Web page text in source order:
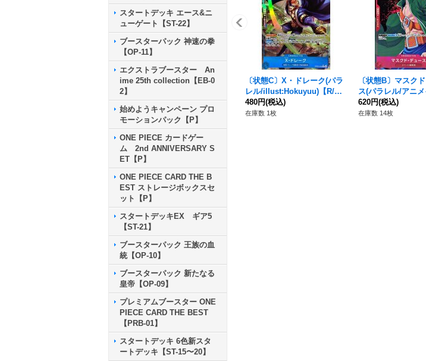
スタートデッキ エース&ニ
ューゲート【ST-22】
ブースターパック 神速の拳
【OP-11】
エクストラブースター An
ime 25th collection【EB-0
2】
始めようキャンペーン プロ
モーションパック【P】
ONE PIECE カードゲー
ム 2nd ANNIVERSARY S
ET【P】
ONE PIECE CARD THE B
EST ストレージボックスセ
ット【P】
スタートデッキEX ギア5
【ST-21】
ブースターパック 王族の血
統【OP-10】
ブースターパック 新たなる
皇帝【OP-09】
プレミアムブースター ONE
PIECE CARD THE BEST
【PRB-01】
スタートデッキ 6色新スタ
ートデッキ【ST-15〜20】
〔状態C〕X・ドレーク(パラ
レル/illust:Hokuyuu)【R/
P】{OP05-055}
480円(税込)
在庫数 1枚
〔状態B〕マスク
ス(パラレル/アニメ
【R/P】{OP02-017}
620円(税込)
在庫数 14枚